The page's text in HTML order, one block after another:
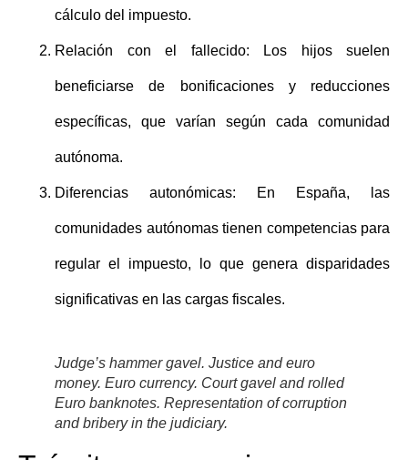
cálculo del impuesto.
Relación con el fallecido: Los hijos suelen
beneficiarse de bonificaciones y reducciones
específicas, que varían según cada comunidad
autónoma.
Diferencias autonómicas: En España, las
comunidades autónomas tienen competencias para
regular el impuesto, lo que genera disparidades
significativas en las cargas fiscales.
Judge’s hammer gavel. Justice and euro
money. Euro currency. Court gavel and rolled
Euro banknotes. Representation of corruption
and bribery in the judiciary.